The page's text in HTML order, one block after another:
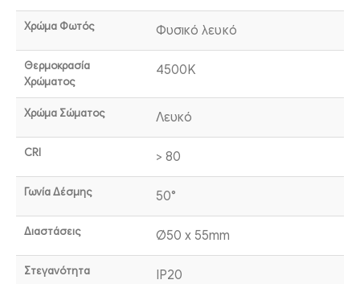
Χρώμα Φωτός Φυσικό λευκό
Θερμοκρασία
Χρώματος
4500K
Χρώμα Σώματος Λευκό
CRI > 80
Γωνία Δέσμης 50°
Διαστάσεις Ø50 x 55mm
Στεγανότητα IP20